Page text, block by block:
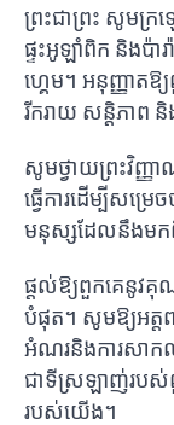
ព្រះជាព្រះ សូមក្រ
ផ្ទះអូឡាំពិក និងប៉ា
ហ្គេម។ អនុញ្ញាតឱ្
រីករាយ សន្តិភាព និ
សូម​ថ្វាយ​ព្រះវិញ្
ធ្វើ​ការ​ដើម្បី​សម្រ
មនុស្សដែលនឹងមក
ផ្តល់ឱ្យពួកគេនូវគុ
បំផុត។ សូមឱ្យអត្តព
អំណរនិងការសាក
ជាទីស្រឡាញ់របស់ពួ
របស់យើង។